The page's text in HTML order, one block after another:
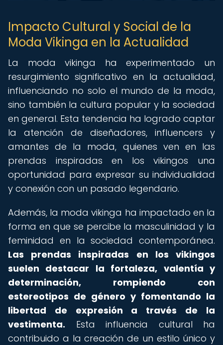
Impacto Cultural y Social de la
Moda Vikinga en la Actualidad
La moda vikinga ha experimentado un
resurgimiento significativo en la actualidad,
influenciando no solo el mundo de la moda,
sino también la cultura popular y la sociedad
en general. Esta tendencia ha logrado captar
la atención de diseñadores, influencers y
amantes de la moda, quienes ven en las
prendas inspiradas en los vikingos una
oportunidad para expresar su individualidad
y conexión con un pasado legendario.
Además, la moda vikinga ha impactado en la
forma en que se percibe la masculinidad y la
feminidad en la sociedad contemporánea.
Las prendas inspiradas en los vikingos
suelen destacar la fortaleza, valentía y
determinación, rompiendo con
estereotipos de género y fomentando la
libertad de expresión a través de la
vestimenta. Esta influencia cultural ha
contribuido a la creación de un estilo único y